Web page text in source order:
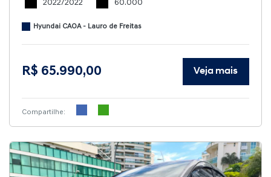
2022/2022 60.000
Hyundai CAOA - Lauro de Freitas
R$ 65.990,00 Veja mais
Compartilhe: